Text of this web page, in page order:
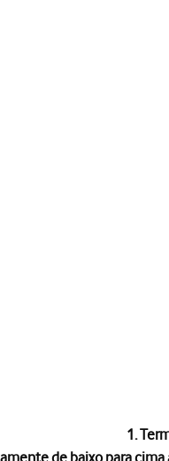
1.
de baixo para cima